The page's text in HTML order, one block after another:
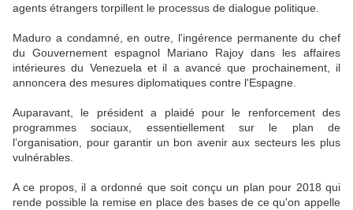
agents étrangers torpillent le processus de dialogue politique.
Maduro a condamné, en outre, l'ingérence permanente du chef
du Gouvernement espagnol Mariano Rajoy dans les affaires
intérieures du Venezuela et il a avancé que prochainement, il
annoncera des mesures diplomatiques contre l'Espagne.
Auparavant, le président a plaidé pour le renforcement des
programmes sociaux, essentiellement sur le plan de
l’organisation, pour garantir un bon avenir aux secteurs les plus
vulnérables.
A ce propos, il a ordonné que soit conçu un plan pour 2018 qui
rende possible la remise en place des bases de ce qu'on appelle